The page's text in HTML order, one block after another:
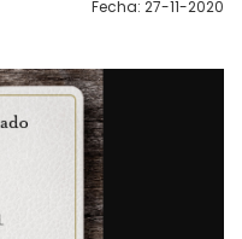
Fecha: 27-11-2020